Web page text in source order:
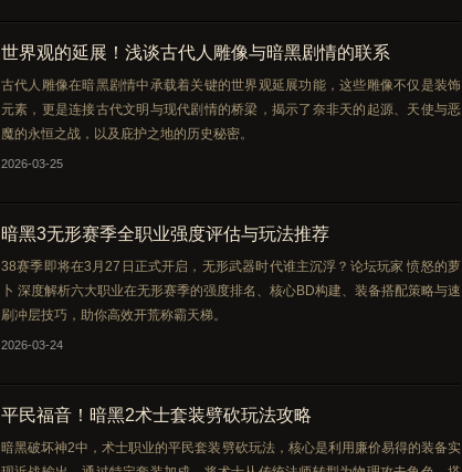
世界观的延展！浅谈古代人雕像与暗黑剧情的联系
古代人雕像在暗黑剧情中承载着关键的世界观延展功能，这些雕像不仅是装饰
元素，更是连接古代文明与现代剧情的桥梁，揭示了奈非天的起源、天使与恶
魔的永恒之战，以及庇护之地的历史秘密。
2026-03-25
暗黑3无形赛季全职业强度评估与玩法推荐
38赛季即将在3月27日正式开启，无形武器时代谁主沉浮？论坛玩家 愤怒的萝
卜 深度解析六大职业在无形赛季的强度排名、核心BD构建、装备搭配策略与速
刷冲层技巧，助你高效开荒称霸天梯。
2026-03-24
平民福音！暗黑2术士套装劈砍玩法攻略
暗黑破坏神2中，术士职业的平民套装劈砍玩法，核心是利用廉价易得的装备实